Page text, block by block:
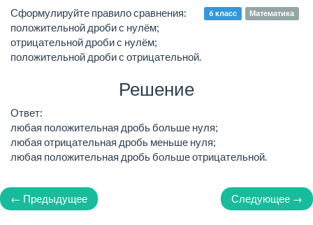
6 класс Математика
Сформулируйте правило сравнения:
положительной дроби с нулём;
отрицательной дроби с нулём;
положительной дроби с отрицательной.
Решение
Ответ:
любая положительная дробь больше нуля;
любая отрицательная дробь меньше нуля;
любая положительная дробь больше отрицательной.
← Предыдущее Следующее →